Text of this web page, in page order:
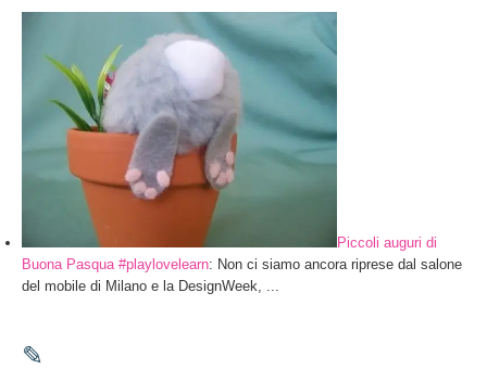
Piccoli auguri di
Buona Pasqua #playlovelearn: Non ci siamo ancora riprese dal salone
del mobile di Milano e la DesignWeek, ...
✎